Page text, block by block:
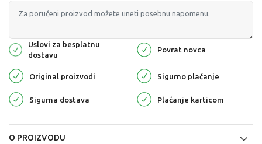
Uslovi za besplatnu
dostavu
Povrat novca
Original proizvodi Sigurno plaćanje
Sigurna dostava Plaćanje karticom
O PROIZVODU